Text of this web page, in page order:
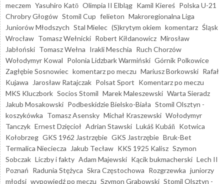
meczem Yasuhiro Katō Olimpia II Elbląg Kamil Kiereś Polska U-21
Chrobry Głogów Stomil Cup felieton Makroregionalna Liga
Juniorów Młodszych Stal Mielec (S)krytym okiem komentarz Śląsk
Wrocław Tomasz Wełnicki Robert Kiłdanowicz Mirosław
Jabłoński Tomasz Wełna Irakli Meschia Ruch Chorzów
Wołodymyr Kowal Polonia Lidzbark Warmiński Górnik Polkowice
Zagłębie Sosnowiec komentarz po meczu Mariusz Borkowski Rafał
Kujawa
Jarosław Ratajczak Polsat Sport Komentarz po meczu
MKS Kluczbork Socios Stomil Marek Maleszewski Warta Sieradz
Jakub Mosakowski Podbeskidzie Bielsko-Biała Stomil Olsztyn -
koszykówka Tomasz Asensky Michał Kraszewski Wołodymyr
Tanczyk Ernest Dzięcioł Adrian Stawski Lukáš Kubáň Kotwica
Kołobrzeg GKS 1962 Jastrzębie GKS Jastrzębie Bruk-Bet
Termalica Nieciecza
Jakub Tecław KKS 1925 Kalisz Szymon
Sobczak Liczby i fakty Adam Majewski Kącik bukmacherski Lech II
Poznań Radunia Stężyca Skra Częstochowa Rozgrzewka juniorzy
młodsi wypowiedź po meczu Szymon Grabowski Stomil Olsztyn -